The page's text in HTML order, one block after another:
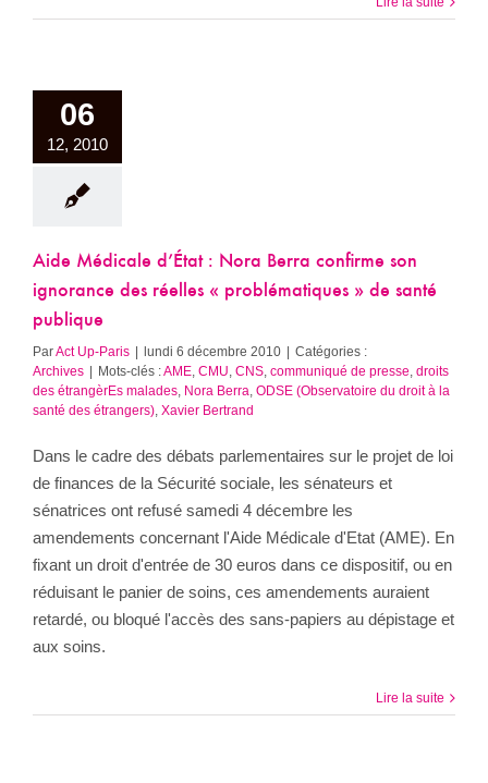
06
12, 2010
Aide Médicale d’État : Nora Berra confirme son
ignorance des réelles « problématiques » de santé
publique
ParAct Up-Paris | lundi 6 décembre 2010 | Catégories :
Archives | Mots-clés :AME CMU CNS communiqué de presse droits
des étrangèrEs malades Nora Berra ODSE (Observatoire du droit à la
santé des étrangers) Xavier Bertrand
Dans le cadre des débats parlementaires sur le projet de loi
de finances de la Sécurité sociale, les sénateurs et
sénatrices ont refusé samedi 4 décembre les
amendements concernant l'Aide Médicale d'Etat (AME). En
fixant un droit d'entrée de 30 euros dans ce dispositif, ou en
réduisant le panier de soins, ces amendements auraient
retardé, ou bloqué l'accès des sans-papiers au dépistage et
aux soins.
Lire la suite